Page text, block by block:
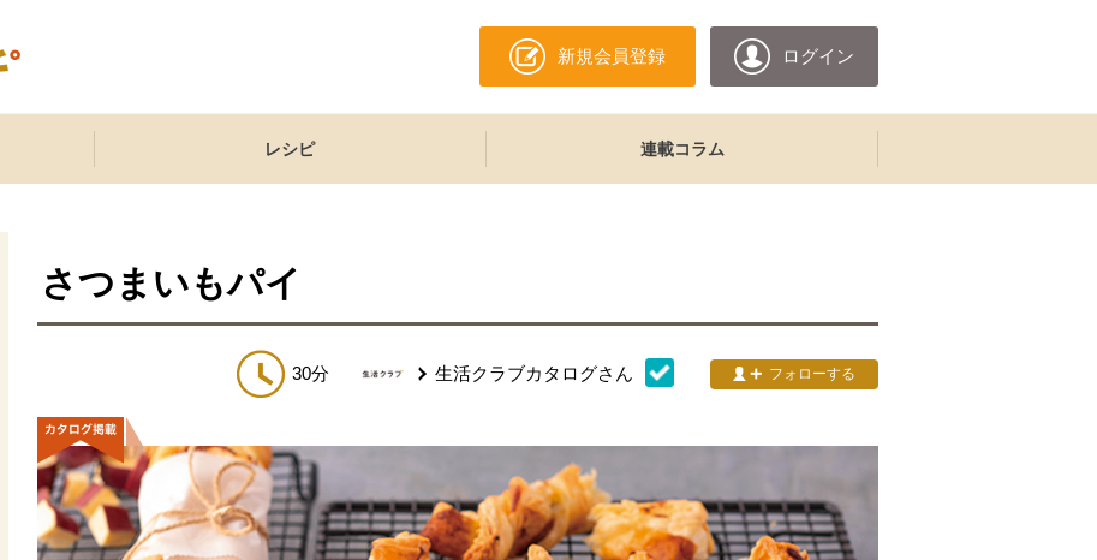
新規会員登録 ログイン
レシピ 連載コラム
さつまいもパイ
30分 生活クラブカタログさん フォローする